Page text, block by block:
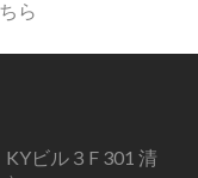
ら
ビル３F 301 清